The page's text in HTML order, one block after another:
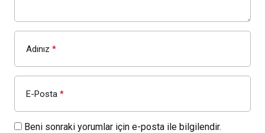
Adınız *
E-Posta *
Beni sonraki yorumlar için e-posta ile bilgilendir.